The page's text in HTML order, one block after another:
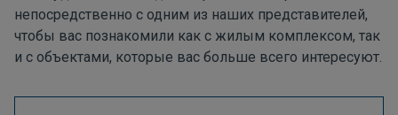
непосредственно с одним из наших представителей,
чтобы вас познакомили как с жилым комплексом, так
и с объектами, которые вас больше всего интересуют.